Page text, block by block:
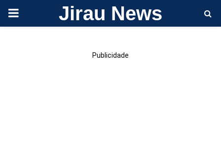
PRIMARY Jirau News
Publicidade